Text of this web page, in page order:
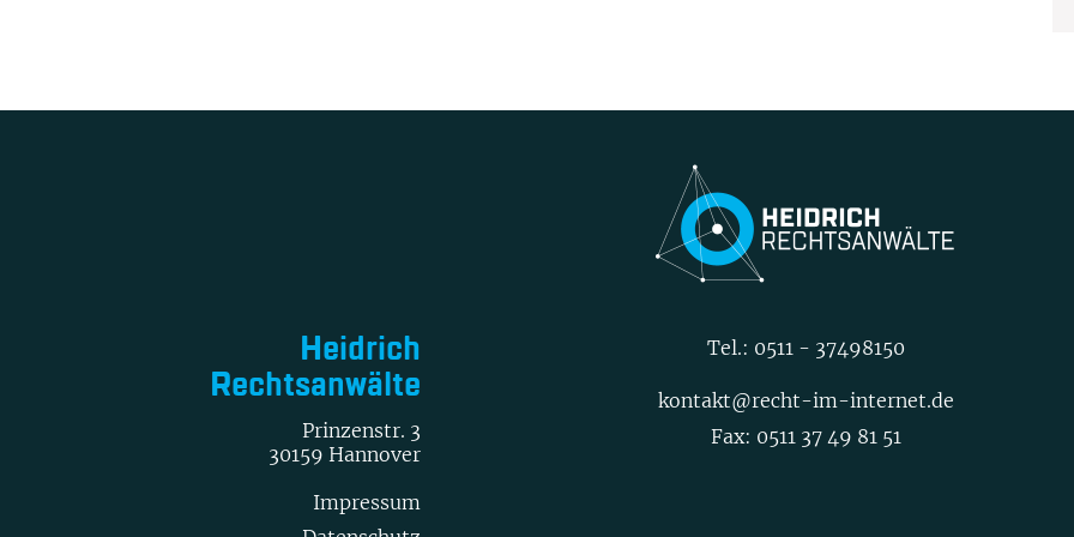
Heidrich
Rechtsanwälte
Prinzenstr. 3
30159 Hannover
Impressum
Tel.: 0511 - 37498150
kontakt@recht-im-internet.de
Fax: 0511 37 49 81 51